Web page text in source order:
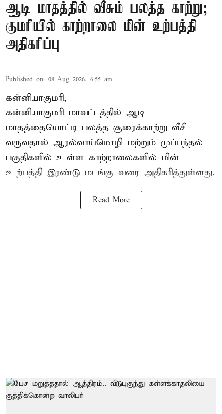
ஆடி மாதத்தில் வீசும் பலத்த காற்று;
குமரியில் காற்றாலை மின் உற்பத்தி
அதிகரிப்பு
Published on: 08 Aug 2026, 6:55 am
கன்னியாகுமரி,
கன்னியாகுமரி மாவட்டத்தில் ஆடி
மாதத்தையொட்டி பலத்த சூரைக்காற்று வீசி
வருவதால் ஆரல்வாய்மொழி மற்றும் முப்பந்தல்
பகுதிகளில் உள்ள காற்றாலைகளில் மின்
உற்பத்தி இரண்டு மடங்கு வரை அதிகரித்துள்ளது.
Read More